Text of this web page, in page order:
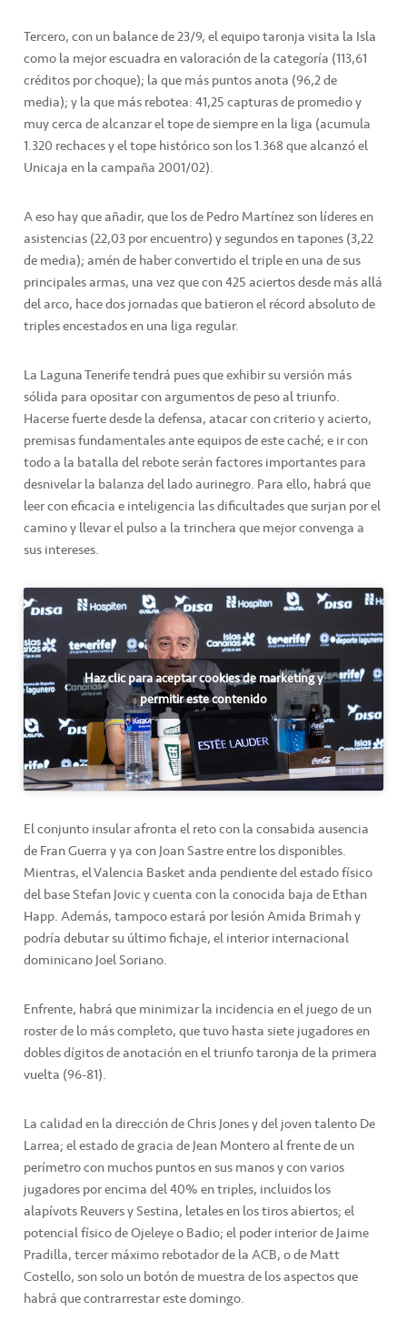
Tercero, con un balance de 23/9, el equipo taronja visita la Isla
como la mejor escuadra en valoración de la categoría (113,61
créditos por choque); la que más puntos anota (96,2 de
media); y la que más rebotea: 41,25 capturas de promedio y
muy cerca de alcanzar el tope de siempre en la liga (acumula
1.320 rechaces y el tope histórico son los 1.368 que alcanzó el
Unicaja en la campaña 2001/02).
A eso hay que añadir, que los de Pedro Martínez son líderes en
asistencias (22,03 por encuentro) y segundos en tapones (3,22
de media); amén de haber convertido el triple en una de sus
principales armas, una vez que con 425 aciertos desde más allá
del arco, hace dos jornadas que batieron el récord absoluto de
triples encestados en una liga regular.
La Laguna Tenerife tendrá pues que exhibir su versión más
sólida para opositar con argumentos de peso al triunfo.
Hacerse fuerte desde la defensa, atacar con criterio y acierto,
premisas fundamentales ante equipos de este caché; e ir con
todo a la batalla del rebote serán factores importantes para
desnivelar la balanza del lado aurinegro. Para ello, habrá que
leer con eficacia e inteligencia las dificultades que surjan por el
camino y llevar el pulso a la trinchera que mejor convenga a
sus intereses.
Haz clic para aceptar cookies de marketing y
permitir este contenido
El conjunto insular afronta el reto con la consabida ausencia
de Fran Guerra y ya con Joan Sastre entre los disponibles.
Mientras, el Valencia Basket anda pendiente del estado físico
del base Stefan Jovic y cuenta con la conocida baja de Ethan
Happ. Además, tampoco estará por lesión Amida Brimah y
podría debutar su último fichaje, el interior internacional
dominicano Joel Soriano.
Enfrente, habrá que minimizar la incidencia en el juego de un
roster de lo más completo, que tuvo hasta siete jugadores en
dobles dígitos de anotación en el triunfo taronja de la primera
vuelta (96-81).
La calidad en la dirección de Chris Jones y del joven talento De
Larrea; el estado de gracia de Jean Montero al frente de un
perímetro con muchos puntos en sus manos y con varios
jugadores por encima del 40% en triples, incluidos los
alapívots Reuvers y Sestina, letales en los tiros abiertos; el
potencial físico de Ojeleye o Badio; el poder interior de Jaime
Pradilla, tercer máximo rebotador de la ACB, o de Matt
Costello, son solo un botón de muestra de los aspectos que
habrá que contrarrestar este domingo.